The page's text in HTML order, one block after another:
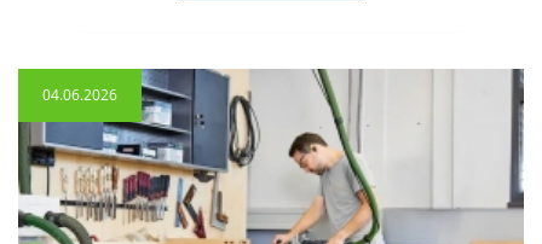
04.06.2026